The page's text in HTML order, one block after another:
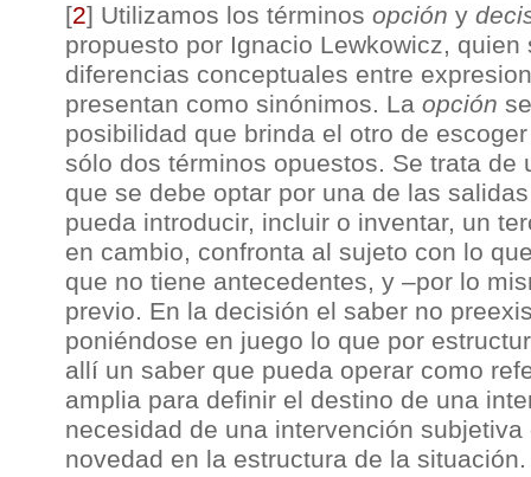
[2] Utilizamos los términos opción y
propuesto por Ignacio Lewkowicz, quien
diferencias conceptuales entre
presentan como sinónimos. La opción
posibilidad que brinda el otro de
sólo dos términos opuestos. Se trata de
que se debe optar por una de las
pueda introducir, incluir o inventar, un
en cambio, confronta al sujeto con lo
que no tiene antecedentes, y –por lo
previo. En la decisión el saber no
poniéndose en juego lo que por
allí un saber que pueda operar como
amplia para definir el destino de una
necesidad de una intervención
novedad en la estructura de la